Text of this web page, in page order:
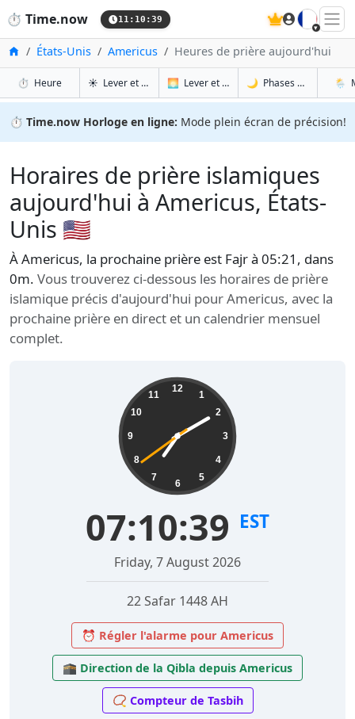
⏱️ Time.now 11:10:40 🇫🇷
Accueil
États-Unis Americus Heures de prière aujourd'hui
⏱️ Heureà Americus
☀️ Lever et coucher du soleil à Americus
🌅 Lever et coucher du soleil demain à
🌙 Phases de la Lune à
🌦️
⏱️ Time.now Horloge en ligne: Mode plein écran de précision!
Horaires de prière islamiques
aujourd'hui à Americus, États-
Unis 🇺🇸
À Americus, la prochaine prière est Fajr à 05:21, dans
0m. Vous trouverez ci-dessous les horaires de prière
islamique précis d'aujourd'hui pour Americus, avec la
prochaine prière en direct et un calendrier mensuel
complet.
12
1
2
3
4
5
6
7
8
9
10
11
07:10:40 EST
Friday, 7 August 2026
22 Safar 1448 AH
⏰ Régler l'alarme pour Americus
🕋 Direction de la Qibla depuis Americus
📿 Compteur de Tasbih